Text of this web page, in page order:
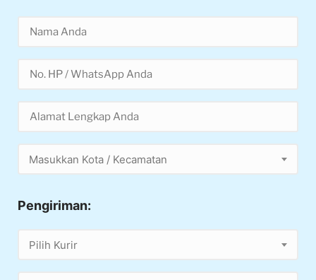
Masukkan Kota / Kecamatan
Pengiriman:
Pilih Kurir